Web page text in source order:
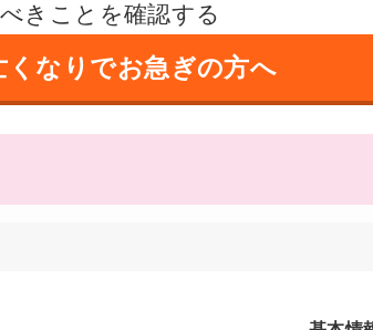
きことを確認する
くなりでお急ぎの方へ